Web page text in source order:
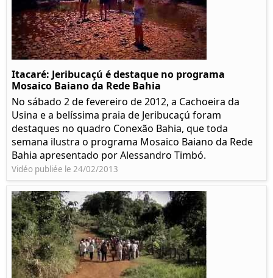
Itacaré: Jeribucaçú é destaque no programa
Mosaico Baiano da Rede Bahia
No sábado 2 de fevereiro de 2012, a Cachoeira da
Usina e a belíssima praia de Jeribucaçú foram
destaques no quadro Conexão Bahia, que toda
semana ilustra o programa Mosaico Baiano da Rede
Bahia apresentado por Alessandro Timbó.
Vidéo publiée le 24/02/2013